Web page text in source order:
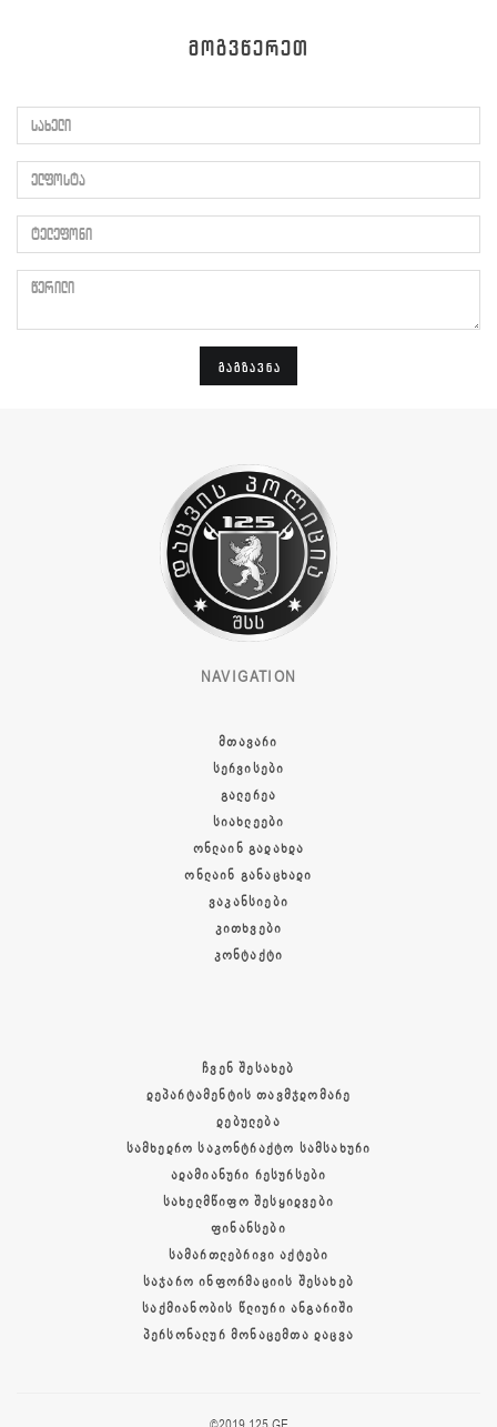
ᲛᲝᲒᲕᲬᲔᲠᲔᲗ
ᲒᲐᲒᲖᲐᲕᲜᲐ
NAVIGATION
ᲛᲗᲐᲕᲐᲠᲘ
ᲡᲔᲠᲕᲘᲡᲔᲑᲘ
ᲒᲐᲚᲔᲠᲔᲐ
ᲡᲘᲐᲮᲚᲔᲔᲑᲘ
ᲝᲜᲚᲐᲘᲜ ᲒᲐᲓᲐᲮᲓᲐ
ᲝᲜᲚᲐᲘᲜ ᲒᲐᲜᲐᲪᲮᲐᲓᲘ
ᲕᲐᲙᲐᲜᲡᲘᲔᲑᲘ
ᲙᲘᲗᲮᲕᲔᲑᲘ
ᲙᲝᲜᲢᲐᲥᲢᲘ
ᲩᲕᲔᲜ ᲨᲔᲡᲐᲮᲔᲑ
ᲓᲔᲞᲐᲠᲢᲐᲛᲔᲜᲢᲘᲡ ᲗᲐᲕᲛᲯᲓᲝᲛᲐᲠᲔ
ᲓᲔᲑᲣᲚᲔᲑᲐ
ᲡᲐᲛᲮᲔᲓᲠᲝ ᲡᲐᲙᲝᲜᲢᲠᲐᲥᲢᲝ ᲡᲐᲛᲡᲐᲮᲣᲠᲘ
ᲐᲓᲐᲛᲘᲐᲜᲣᲠᲘ ᲠᲔᲡᲣᲠᲡᲔᲑᲘ
ᲡᲐᲮᲔᲚᲛᲬᲘᲤᲝ ᲨᲔᲡᲧᲘᲓᲕᲔᲑᲘ
ᲤᲘᲜᲐᲜᲡᲔᲑᲘ
ᲡᲐᲛᲐᲠᲗᲚᲔᲑᲠᲘᲕᲘ ᲐᲥᲢᲔᲑᲘ
ᲡᲐᲯᲐᲠᲝ ᲘᲜᲤᲝᲠᲛᲐᲪᲘᲘᲡ ᲨᲔᲡᲐᲮᲔᲑ
ᲡᲐᲥᲛᲘᲐᲜᲝᲑᲘᲡ ᲬᲚᲘᲣᲠᲘ ᲐᲜᲒᲐᲠᲘᲨᲘ
ᲞᲔᲠᲡᲝᲜᲐᲚᲣᲠ ᲛᲝᲜᲐᲪᲔᲛᲗᲐ ᲓᲐᲪᲕᲐ